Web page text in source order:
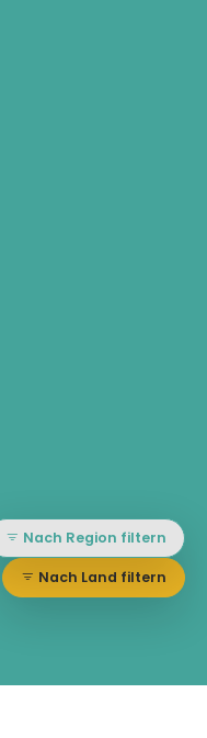
Nach Land filtern
Nach Region filtern